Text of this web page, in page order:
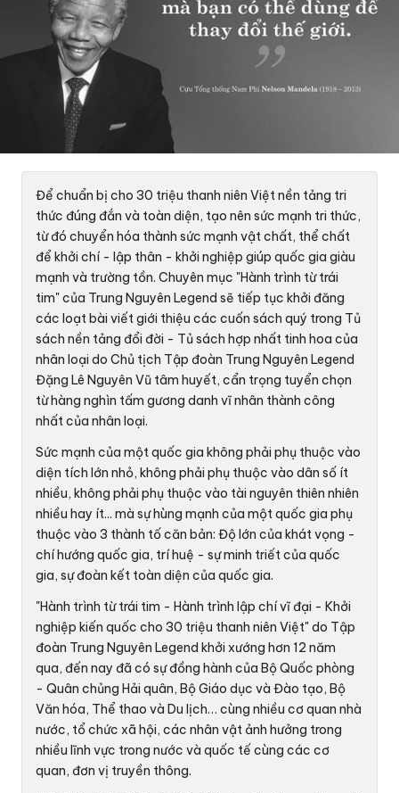
Để chuẩn bị cho 30 triệu thanh niên Việt nền tảng tri
thức đúng đắn và toàn diện, tạo nên sức mạnh tri thức,
từ đó chuyển hóa thành sức mạnh vật chất, thể chất
để khởi chí - lập thân - khởi nghiệp giúp quốc gia giàu
mạnh và trường tồn. Chuyên mục "Hành trình từ trái
tim" của Trung Nguyên Legend sẽ tiếp tục khởi đăng
các loạt bài viết giới thiệu các cuốn sách quý trong Tủ
sách nền tảng đổi đời - Tủ sách hợp nhất tinh hoa của
nhân loại do Chủ tịch Tập đoàn Trung Nguyên Legend
Đặng Lê Nguyên Vũ tâm huyết, cẩn trọng tuyển chọn
từ hàng nghìn tấm gương danh vĩ nhân thành công
nhất của nhân loại.
Sức mạnh của một quốc gia không phải phụ thuộc vào
diện tích lớn nhỏ, không phải phụ thuộc vào dân số ít
nhiều, không phải phụ thuộc vào tài nguyên thiên nhiên
nhiều hay ít... mà sự hùng mạnh của một quốc gia phụ
thuộc vào 3 thành tố căn bản: Độ lớn của khát vọng -
chí hướng quốc gia, trí huệ - sự minh triết của quốc
gia, sự đoàn kết toàn diện của quốc gia.
"Hành trình từ trái tim - Hành trình lập chí vĩ đại - Khởi
nghiệp kiến quốc cho 30 triệu thanh niên Việt" do Tập
đoàn Trung Nguyên Legend khởi xướng hơn 12 năm
qua, đến nay đã có sự đồng hành của Bộ Quốc phòng
- Quân chủng Hải quân, Bộ Giáo dục và Đào tạo, Bộ
Văn hóa, Thể thao và Du lịch… cùng nhiều cơ quan nhà
nước, tổ chức xã hội, các nhân vật ảnh hưởng trong
nhiều lĩnh vực trong nước và quốc tế cùng các cơ
quan, đơn vị truyền thông.